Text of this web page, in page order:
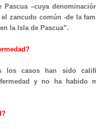
–cuya
zancudo común -de la
la Isla de Pascua”.
los casos han sido
y no ha habido